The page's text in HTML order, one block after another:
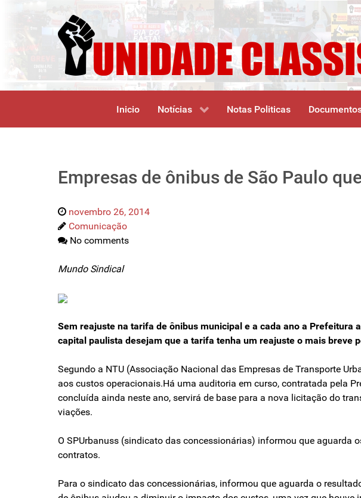
Inicio Notícias Notas Politicas
Empresas de ônibus de São Paulo
novembro 26, 2014
Comunicação
No comments
Mundo Sindical
Sem reajuste na tarifa de ônibus municipal e a cada ano a Prefeitura
capital paulista desejam que a tarifa tenha um reajuste o mais breve
Segundo a NTU (Associação Nacional das Empresas de Transporte
aos custos operacionais.Há uma auditoria em curso, contratada pela
concluída ainda neste ano, servirá de base para a nova licitação do
viações.
O SPUrbanuss (sindicato das concessionárias) informou que
contratos.
Para o sindicato das concessionárias, informou que aguarda o